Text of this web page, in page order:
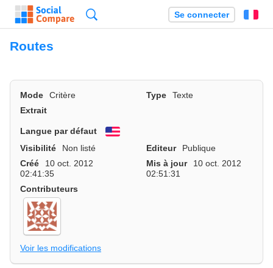
Se connecter
Routes
Mode Critère Type
Texte
Extrait
Langue par défaut
English
Visibilité
Non listé Editeur
Publique
Créé
10 oct. 2012
02:41:35
Mis à jour
10 oct. 2012
02:51:31
Contributeurs
Voir les modifications